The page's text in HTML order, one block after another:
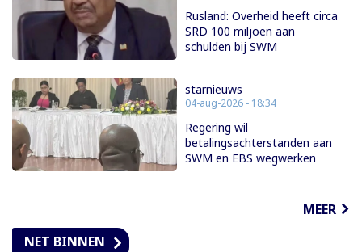
Rusland: Overheid heeft circa
SRD 100 miljoen aan
schulden bij SWM
starnieuws
04-aug-2026 - 18:34
Regering wil
betalingsachterstanden aan
SWM en EBS wegwerken
MEER
NET BINNEN